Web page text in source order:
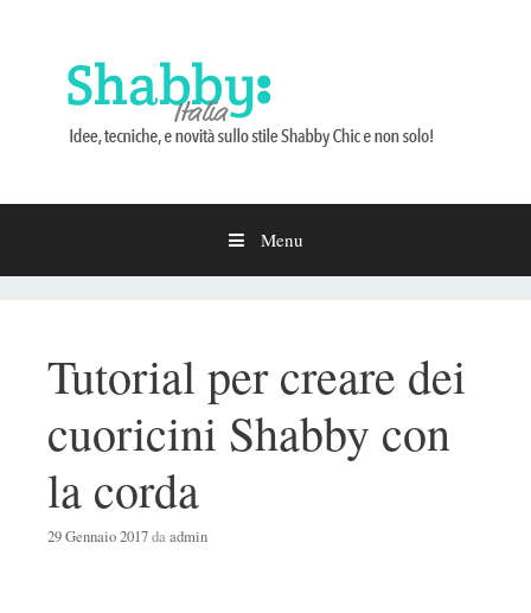
Menu
Tutorial per creare dei
cuoricini Shabby con
la corda
29 Gennaio 2017daadmin